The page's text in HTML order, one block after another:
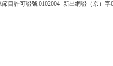
目許可證號 0102004 新出網證（京）